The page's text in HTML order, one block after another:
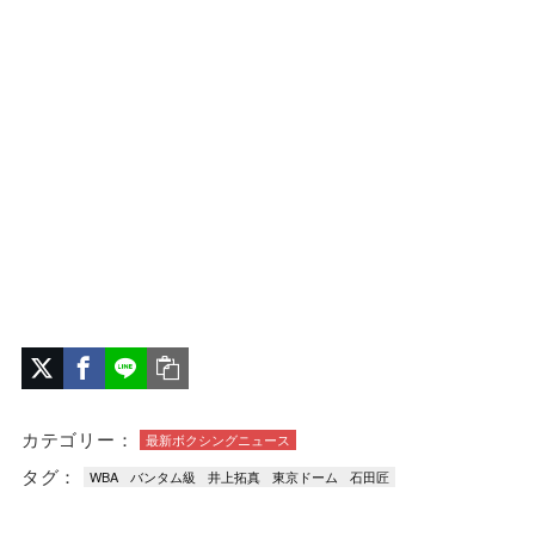
カテゴリー： 最新ボクシングニュース
タグ： WBA バンタム級 井上拓真 東京ドーム 石田匠